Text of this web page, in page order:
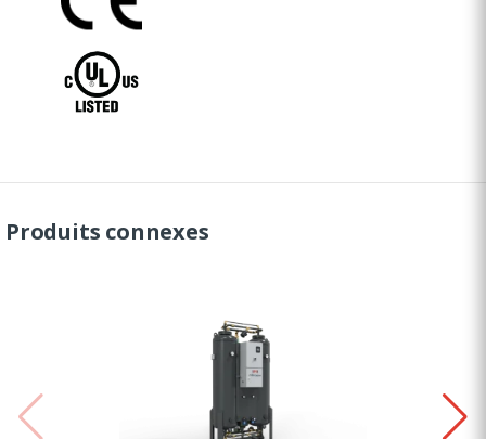
Produits connexes